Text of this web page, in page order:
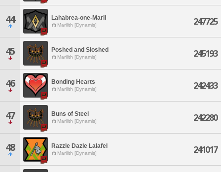
44 Lahabrea-one-Maril
Marilith [Dynamis] 247725
45 Poshed and Sloshed
Marilith [Dynamis] 245193
46 Bonding Hearts
Marilith [Dynamis] 242433
47 Buns of Steel
Marilith [Dynamis] 242280
48 Razzle Dazle Lalafel
Marilith [Dynamis] 241017